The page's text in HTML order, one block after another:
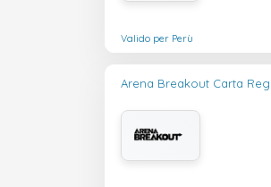
Valido per Perù
Arena Breakout Carta